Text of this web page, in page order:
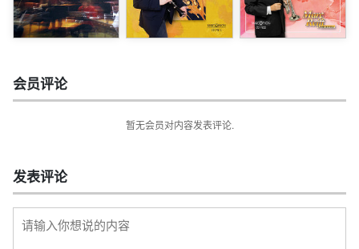
会员评论
暂无会员对内容发表评论.
发表评论